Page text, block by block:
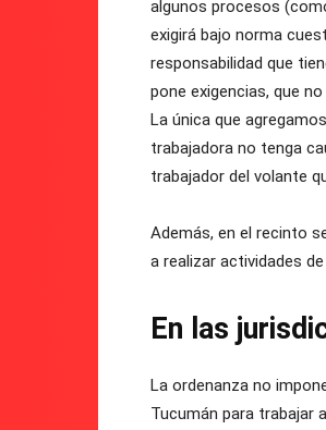
algunos procesos
exigirá bajo norma
responsabilidad que
pone exigencias, que
La única que
trabajadora no tenga
trabajador del volante
Además, en el recinto
a realizar actividades
En las
La ordenanza no
Tucumán para trabajar